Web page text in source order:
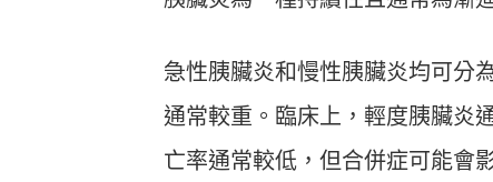
急性胰臟炎和慢性胰臟炎均可分
通常較重。臨床上，輕度胰臟炎
亡率通常較低，但合併症可能會